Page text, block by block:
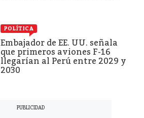
POLÍTICA
Embajador de EE. UU. señala
que primeros aviones F-16
llegarían al Perú entre 2029 y
2030